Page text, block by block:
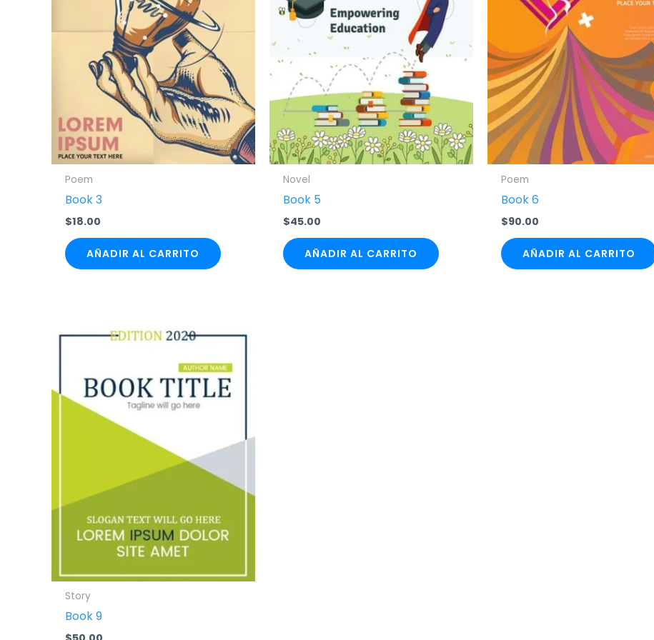
Poem
Book 3
$18.00
AÑADIR AL CARRITO
Novel
Book 5
$45.00
AÑADIR AL CARRITO
Poem
Book 6
$90.00
AÑADIR AL CARRITO
Story
Book 9